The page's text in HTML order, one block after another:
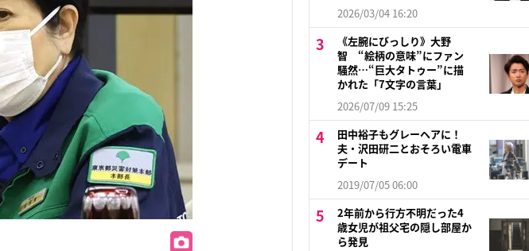
2026/03/04 16:20
《左腕にびっしり》大野
智 “絵柄の意味”にファン
騒然…“巨大タトゥー”に描
かれた「7文字の言葉」
2026/07/09 15:25
田中裕子もグレーヘアに！
夫・沢田研二とおそろい電車
デート
2019/07/05 06:00
2年前から行方不明だった4
歳女児が祖父宅の隠し部屋か
ら発見